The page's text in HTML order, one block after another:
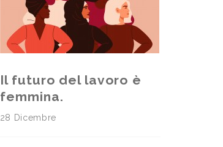
Il futuro del lavoro è
femmina.
28 Dicembre